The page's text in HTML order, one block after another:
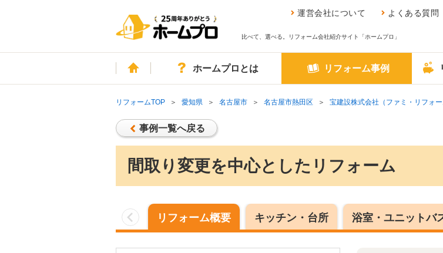
運営会社について よくある質問
比べて、選べる。リフォーム会社紹介サイト「ホームプロ」
ホームホームプロとは リフォーム事例
リフォームTOP 愛知県 名古屋市 名古屋市熱田区 宝建設株式会社（ファミ・リフォー
事例一覧へ戻る
間取り変更を中心としたリフォーム
リフォーム概要 キッチン・台所 浴室・ユニットバ